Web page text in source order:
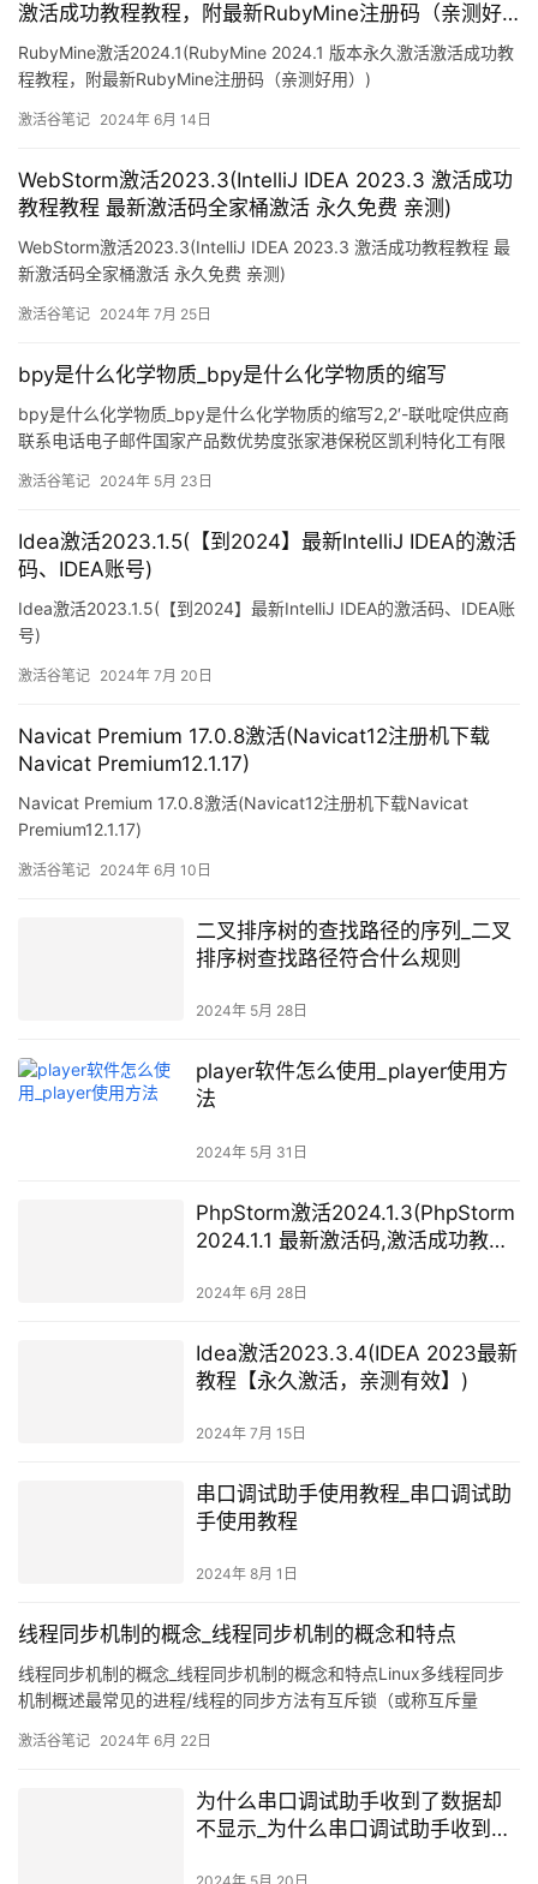
激活成功教程教程，附最新RubyMine注册码（亲测好
用）)
RubyMine激活2024.1(RubyMine 2024.1 版本永久激活激活成功教
程教程，附最新RubyMine注册码（亲测好用）)
激活谷笔记 2024年 6月 14日
WebStorm激活2023.3(IntelliJ IDEA 2023.3 激活成功
教程教程 最新激活码全家桶激活 永久免费 亲测)
WebStorm激活2023.3(IntelliJ IDEA 2023.3 激活成功教程教程 最
新激活码全家桶激活 永久免费 亲测)
激活谷笔记 2024年 7月 25日
bpy是什么化学物质_bpy是什么化学物质的缩写
bpy是什么化学物质_bpy是什么化学物质的缩写2,2′-联吡啶供应商
联系电话电子邮件国家产品数优势度张家港保税区凯利特化工有限
18460济南沃尔德化工有限公司0531
激活谷笔记 2024年 5月 23日
Idea激活2023.1.5(【到2024】最新IntelliJ IDEA的激活
码、IDEA账号)
Idea激活2023.1.5(【到2024】最新IntelliJ IDEA的激活码、IDEA账
号)
激活谷笔记 2024年 7月 20日
Navicat Premium 17.0.8激活(Navicat12注册机下载
Navicat Premium12.1.17)
Navicat Premium 17.0.8激活(Navicat12注册机下载Navicat
Premium12.1.17)
激活谷笔记 2024年 6月 10日
二叉排序树的查找路径的序列_二叉
排序树查找路径符合什么规则
2024年 5月 28日
player软件怎么使用_player使用方
法
2024年 5月 31日
PhpStorm激活2024.1.3(PhpStorm
2024.1.1 最新激活码,激活成功教程
2024年 6月 28日
Idea激活2023.3.4(IDEA 2023最新
教程【永久激活，亲测有效】)
2024年 7月 15日
串口调试助手使用教程_串口调试助
手使用教程
2024年 8月 1日
线程同步机制的概念_线程同步机制的概念和特点
线程同步机制的概念_线程同步机制的概念和特点Linux多线程同步
机制概述最常见的进程/线程的同步方法有互斥锁（或称互斥量
等。在Windows系统中，临界区（Critica
激活谷笔记 2024年 6月 22日
为什么串口调试助手收到了数据却
不显示_为什么串口调试助手收到了